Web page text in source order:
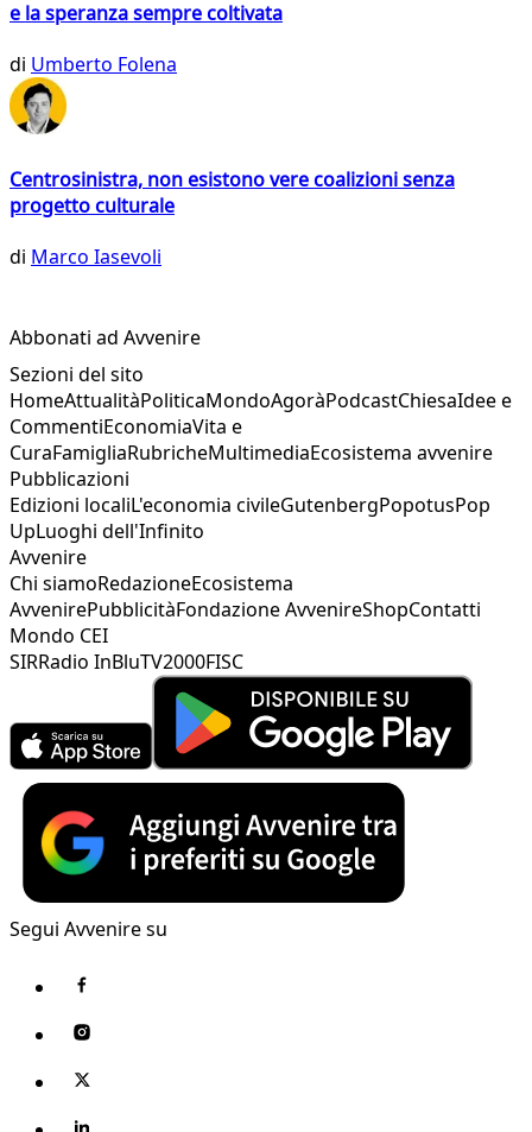
e la speranza sempre coltivata
di Umberto Folena
Centrosinistra, non esistono vere coalizioni senza
progetto culturale
di Marco Iasevoli
Abbonati ad Avvenire
Sezioni del sito
HomeAttualitàPoliticaMondoAgoràPodcastChiesaIdee e
CommentiEconomiaVita e
CuraFamigliaRubricheMultimediaEcosistema avvenire
Pubblicazioni
Edizioni localiL'economia civileGutenbergPopotusPop
UpLuoghi dell'Infinito
Avvenire
Chi siamoRedazioneEcosistema
AvvenirePubblicitàFondazione AvvenireShopContatti
Mondo CEI
SIRRadio InBluTV2000FISC
Segui Avvenire su